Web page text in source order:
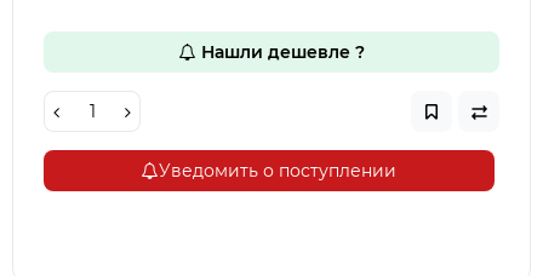
Нашли дешевле ?
Уведомить о поступлении